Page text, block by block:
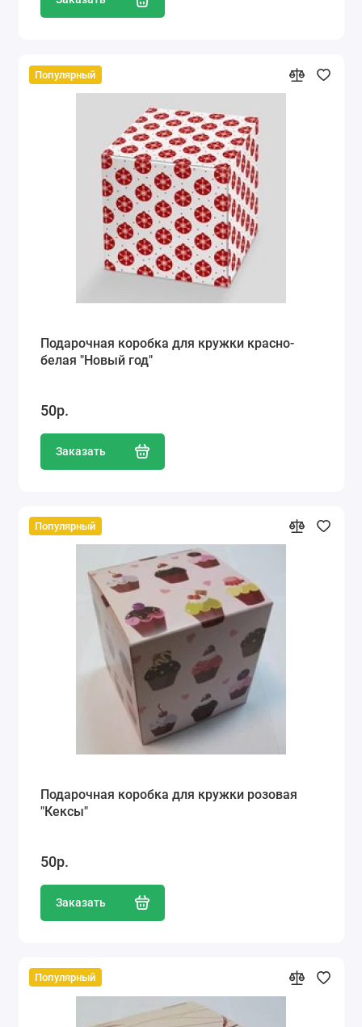
Популярный
Подарочная коробка для кружки красно-
белая "Новый год"
50р.
Заказать
Популярный
Подарочная коробка для кружки розовая
"Кексы"
50р.
Заказать
Популярный